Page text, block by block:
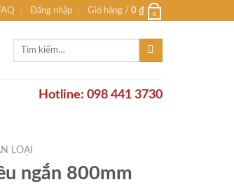
Đăng nhập Giỏ hàng / 0 ₫ 0
Tìm
Hotline: 098 441 3730
LOẠI
ngắn 800mm